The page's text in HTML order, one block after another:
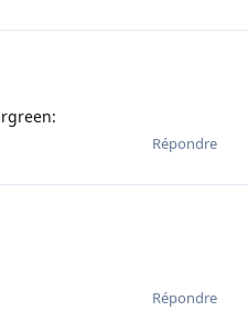
Répondre
Répondre